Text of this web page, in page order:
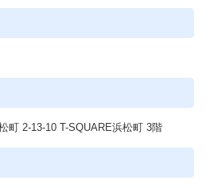
町 2-13-10 T-SQUARE浜松町 3階